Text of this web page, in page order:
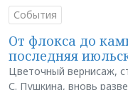
События
От флокса до
последняя
Цветочный вернисаж,
С. Пушкина, вновь